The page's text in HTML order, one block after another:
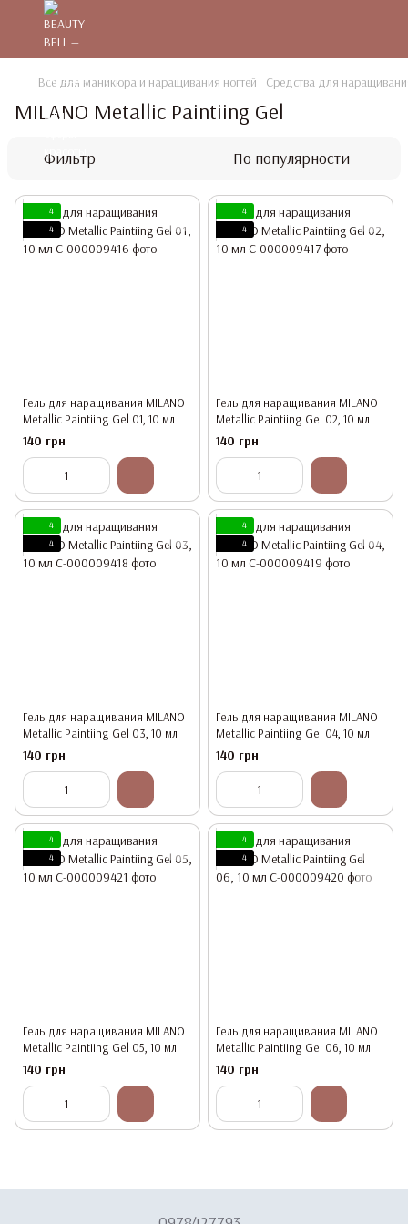
Все для маникюра и наращивания ногтей Средства для
MILANO Metallic Paintiing Gel
Фильтр По популярности
4
4
Гель для наращивания MILANO
Metallic Paintiing Gel 01, 10 мл
140 грн
4
4
Гель для наращивания MILANO
Metallic Paintiing Gel 02, 10 мл
140 грн
4
4
Гель для наращивания MILANO
Metallic Paintiing Gel 03, 10 мл
140 грн
4
4
Гель для наращивания MILANO
Metallic Paintiing Gel 04, 10 мл
140 грн
4
4
Гель для наращивания MILANO
Metallic Paintiing Gel 05, 10 мл
140 грн
4
4
Гель для наращивания MILANO
Metallic Paintiing Gel 06, 10 мл
140 грн